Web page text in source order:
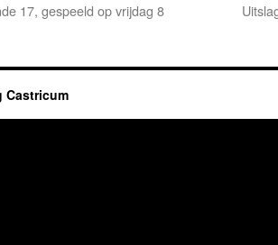
17, gespeeld op vrijdag 8
Castricum